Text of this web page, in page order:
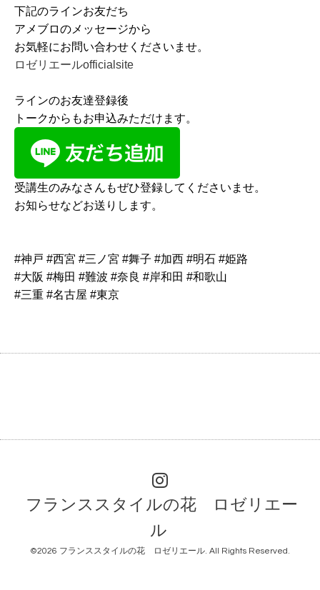
下記のラインお友だち
アメブロのメッセージから
お気軽にお問い合わせくださいませ。
ロゼリエールofficialsite
ラインのお友達登録後
トークからもお申込みただけます。
受講生のみなさんもぜひ登録してくださいませ。
お知らせなどお送りします。
#神戸 #西宮 #三ノ宮 #舞子 #加西 #明石 #姫路
#大阪 #梅田 #難波 #奈良 #岸和田 #和歌山
#三重 #名古屋 #東京
フランススタイルの花 ロゼリエー
ル
©2026 フランススタイルの花 ロゼリエール . All Rights Reserved.